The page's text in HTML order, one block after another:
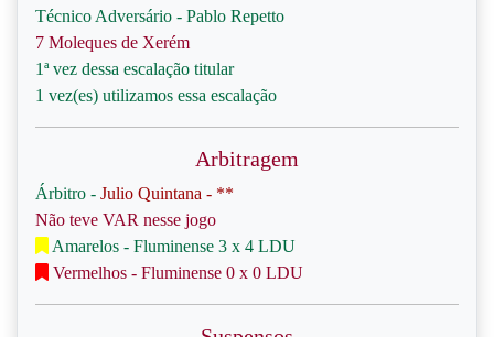
Técnico Adversário - Pablo Repetto
7 Moleques de Xerém
1ª vez dessa escalação titular
1 vez(es) utilizamos essa escalação
Arbitragem
Árbitro - Julio Quintana - **
Não teve VAR nesse jogo
Amarelos - Fluminense 3 x 4 LDU
Vermelhos - Fluminense 0 x 0 LDU